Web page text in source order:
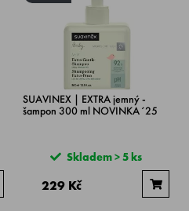
SUAVINEX | EXTRA jemný -
šampon 300 ml NOVINKA´25
Skladem > 5 ks
229 Kč